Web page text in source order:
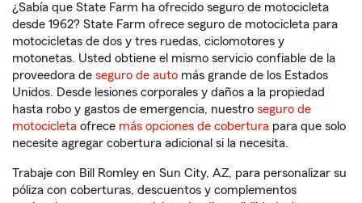
¿Sabía que State Farm ha ofrecido seguro de motocicleta
desde 1962? State Farm ofrece seguro de motocicleta para
motocicletas de dos y tres ruedas, ciclomotores y
motonetas. Usted obtiene el mismo servicio confiable de la
proveedora de seguro de auto más grande de los Estados
Unidos. Desde lesiones corporales y daños a la propiedad
hasta robo y gastos de emergencia, nuestro seguro de
motocicleta ofrece más opciones de cobertura para que solo
necesite agregar cobertura adicional si la necesita.
Trabaje con Bill Romley en Sun City, AZ, para personalizar su
póliza con coberturas, descuentos y complementos